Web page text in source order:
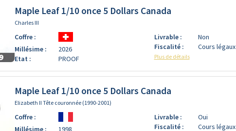
Maple Leaf 1/10 once 5 Dollars Canada
Charles III
Coffre :
Millésime :
2026
Etat :
PROOF
Livrable :
Non
Fiscalité :
Cours légaux
Plus de détails
Maple Leaf 1/10 once 5 Dollars Canada
Elizabeth II Tête couronnée (1990-2001)
Coffre :
Millésime :
1998
Livrable :
Oui
Fiscalité :
Cours légaux